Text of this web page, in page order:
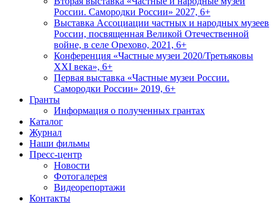
России. Самородки России» 2027, 6+
Выставка Ассоциации частных и народных музеев
России, посвященная Великой Отечественной
войне, в селе Орехово, 2021, 6+
Конференция «Частные музеи 2020/Третьяковы
XXI века», 6+
Первая выставка «Частные музеи России.
Самородки России» 2019, 6+
Гранты
Информация о полученных грантах
Каталог
Журнал
Наши фильмы
Пресс-центр
Новости
Фотогалерея
Видеорепортажи
Контакты